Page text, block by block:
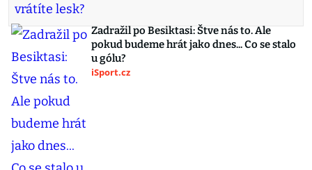
Zadražil po Besiktasi: Štve nás to. Ale
pokud budeme hrát jako dnes... Co se stalo
u gólu?
iSport.cz